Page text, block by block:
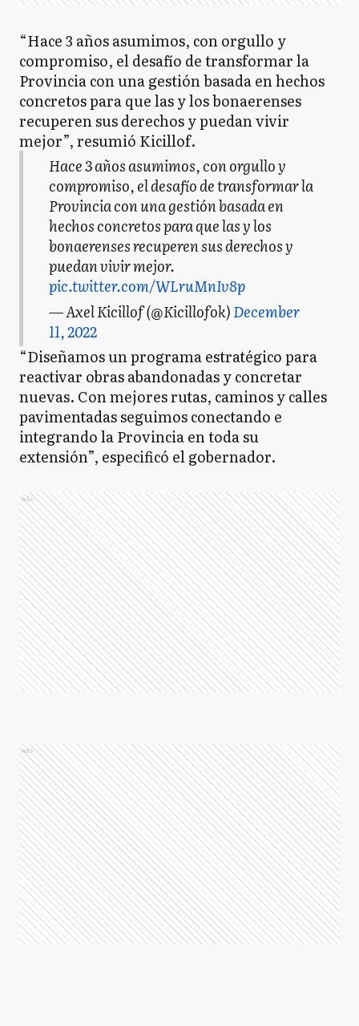
“Hace 3 años asumimos, con orgullo y
compromiso, el desafío de transformar la
Provincia con una gestión basada en hechos
concretos para que las y los bonaerenses
recuperen sus derechos y puedan vivir
mejor”, resumió Kicillof.
Hace 3 años asumimos, con orgullo y
compromiso, el desafío de transformar la
Provincia con una gestión basada en
hechos concretos para que las y los
bonaerenses recuperen sus derechos y
puedan vivir mejor.
pic.twitter.com/WLruMnIv8p
— Axel Kicillof (@Kicillofok)December
11, 2022
“Diseñamos un programa estratégico para
reactivar obras abandonadas y concretar
nuevas. Con mejores rutas, caminos y calles
pavimentadas seguimos conectando e
integrando la Provincia en toda su
extensión”, especificó el gobernador.
Ads
Ads